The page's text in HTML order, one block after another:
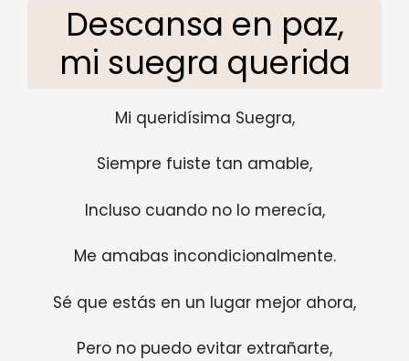
Descansa en paz,
mi suegra querida
Mi queridísima Suegra,
Siempre fuiste tan amable,
Incluso cuando no lo merecía,
Me amabas incondicionalmente.
Sé que estás en un lugar mejor ahora,
Pero no puedo evitar extrañarte,